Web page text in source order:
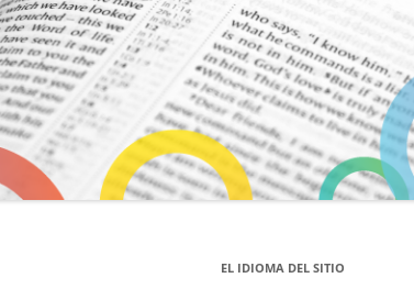
RITMOS REVITALIZANTES
RETIROS
CAMINANDO JUNTOS
EL IDIOMA DEL SITIO